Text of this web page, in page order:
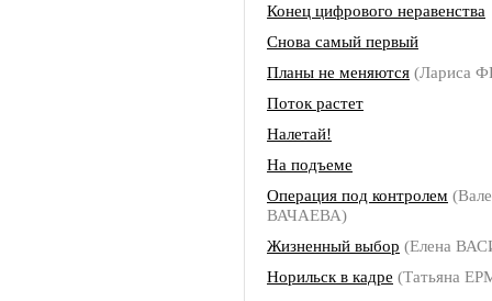
Конец цифрового неравенства
Снова самый первый
Планы не меняются (Лариса
Поток растет
Налетай!
На подъеме
Операция под контролем
ВАЧАЕВА)
Жизненный выбор (Елена
Норильск в кадре (Татьяна